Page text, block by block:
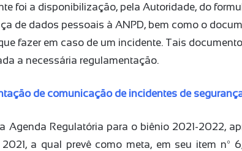
foi a disponibilização, pela Autoridade, do
de dados pessoais à ANPD, bem como o
fazer em caso de um incidente. Tais
a necessária regulamentação.
de comunicação de incidentes de
Agenda Regulatória para o biênio 2021-2022,
a qual prevê como meta, em seu item nº